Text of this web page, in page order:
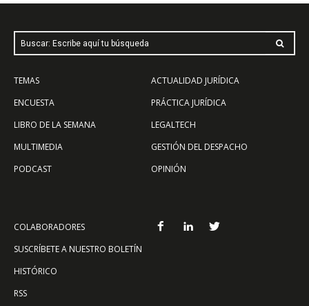
Buscar: Escribe aquí tu búsqueda
TEMAS
ENCUESTA
LIBRO DE LA SEMANA
MULTIMEDIA
PODCAST
ACTUALIDAD JURÍDICA
PRÁCTICA JURÍDICA
LEGALTECH
GESTIÓN DEL DESPACHO
OPINIÓN
COLABORADORES
SUSCRÍBETE A NUESTRO BOLETÍN
HISTÓRICO
RSS